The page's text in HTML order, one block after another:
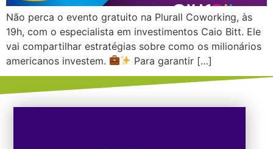
Não perca o evento gratuito na Plurall Coworking, às
19h, com o especialista em investimentos Caio Bitt. Ele
vai compartilhar estratégias sobre como os milionários
americanos investem.
Para garantir […]